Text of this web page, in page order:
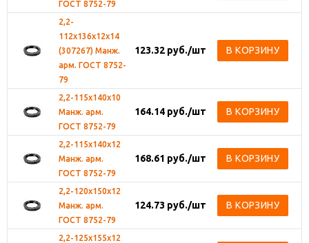
ГОСТ 8752-79
2,2-
112х136х12х14
(307267) Манж.
арм. ГОСТ 8752-
79
123.32 руб./шт В КОРЗИНУ
2,2-115х140х10
Манж. арм.
ГОСТ 8752-79
164.14 руб./шт В КОРЗИНУ
2,2-115х140х12
Манж. арм.
ГОСТ 8752-79
168.61 руб./шт В КОРЗИНУ
2,2-120х150х12
Манж. арм.
ГОСТ 8752-79
124.73 руб./шт В КОРЗИНУ
2,2-125х155х12